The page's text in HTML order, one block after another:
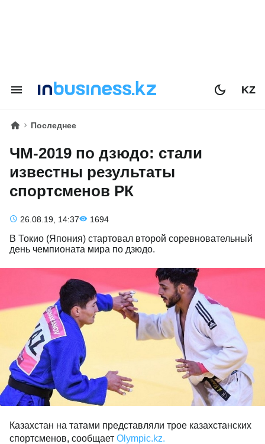
KZ
Последнее
ЧМ-2019 по дзюдо: стали
известны результаты
спортсменов РК
26.08.19, 14:37 1694
В Токио (Япония) стартовал второй соревновательный
день чемпионата мира по дзюдо.
Казахстан на татами представляли трое казахстанских
спортсменов, сообщает Olympic.kz.